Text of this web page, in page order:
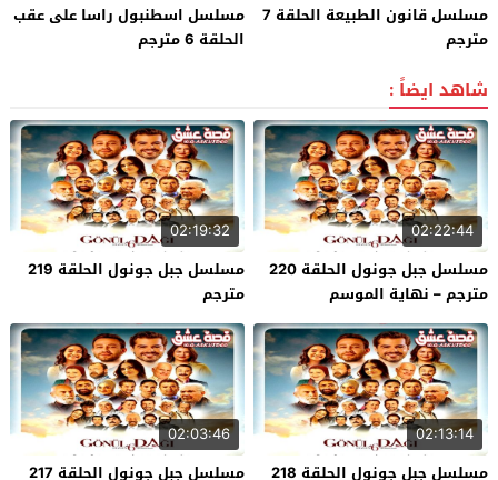
مسلسل قانون الطبيعة الحلقة 7
مترجم
مسلسل اسطنبول راسا على عقب
الحلقة 6 مترجم
شاهد ايضاً :
02:22:44
مسلسل جبل جونول الحلقة 220
مترجم – نهاية الموسم
02:19:32
مسلسل جبل جونول الحلقة 219
مترجم
02:13:14
مسلسل جبل جونول الحلقة 218
02:03:46
مسلسل جبل جونول الحلقة 217